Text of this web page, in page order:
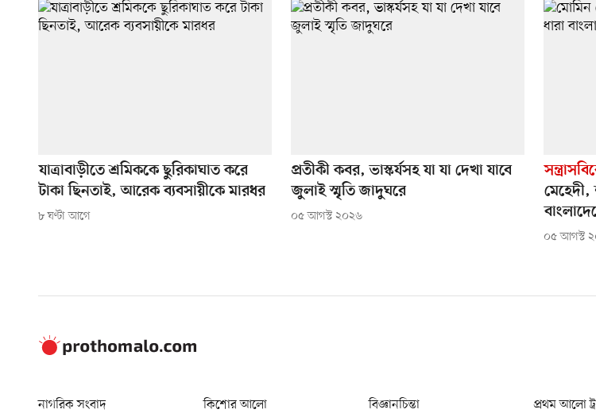
যাত্রাবাড়ীতে শ্রমিককে ছুরিকাঘাত করে
টাকা ছিনতাই, আরেক ব্যবসায়ীকে মারধর
৮ ঘণ্টা আগে
প্রতীকী কবর, ভাস্কর্যসহ যা যা দেখা যাবে
জুলাই স্মৃতি জাদুঘরে
০৫ আগস্ট ২০২৬
মেহেদী,
০৫ আগস্ট
নাগরিক সংবাদ কিশোর আলো বিজ্ঞানচিন্তা প্রথম আলো